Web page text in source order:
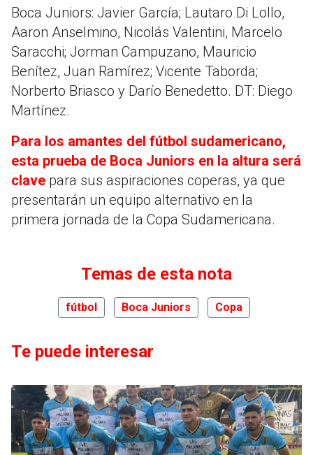
Boca Juniors: Javier García; Lautaro Di Lollo,
Aaron Anselmino, Nicolás Valentini, Marcelo
Saracchi; Jorman Campuzano, Mauricio
Benítez, Juan Ramírez; Vicente Taborda;
Norberto Briasco y Darío Benedetto. DT: Diego
Martínez.
Para los amantes del fútbol sudamericano,
esta prueba de Boca Juniors en la altura será
clave para sus aspiraciones coperas, ya que
presentarán un equipo alternativo en la
primera jornada de la Copa Sudamericana.
Temas de esta nota
fútbol Boca Juniors Copa
Te puede interesar